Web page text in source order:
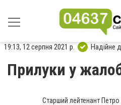
19:13, 12 серпня 2021 р. Надійне
Прилуки у
Старший лейтенант